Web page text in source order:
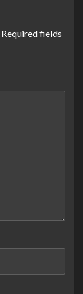
Required fields